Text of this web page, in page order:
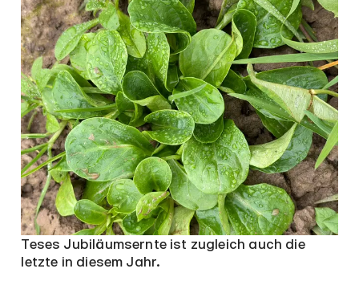
Teses Jubiläumsernte ist zugleich auch die
letzte in diesem Jahr.